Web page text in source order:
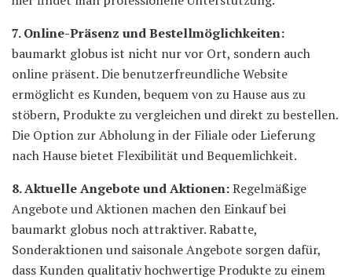
7. Online-Präsenz und Bestellmöglichkeiten:
baumarkt globus ist nicht nur vor Ort, sondern auch
online präsent. Die benutzerfreundliche Website
ermöglicht es Kunden, bequem von zu Hause aus zu
stöbern, Produkte zu vergleichen und direkt zu bestellen.
Die Option zur Abholung in der Filiale oder Lieferung
nach Hause bietet Flexibilität und Bequemlichkeit.
8. Aktuelle Angebote und Aktionen:Regelmäßige
Angebote und Aktionen machen den Einkauf bei
baumarkt globus noch attraktiver. Rabatte,
Sonderaktionen und saisonale Angebote sorgen dafür,
dass Kunden qualitativ hochwertige Produkte zu einem